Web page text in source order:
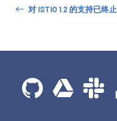
对 ISTIO 1.2 的支持已终止